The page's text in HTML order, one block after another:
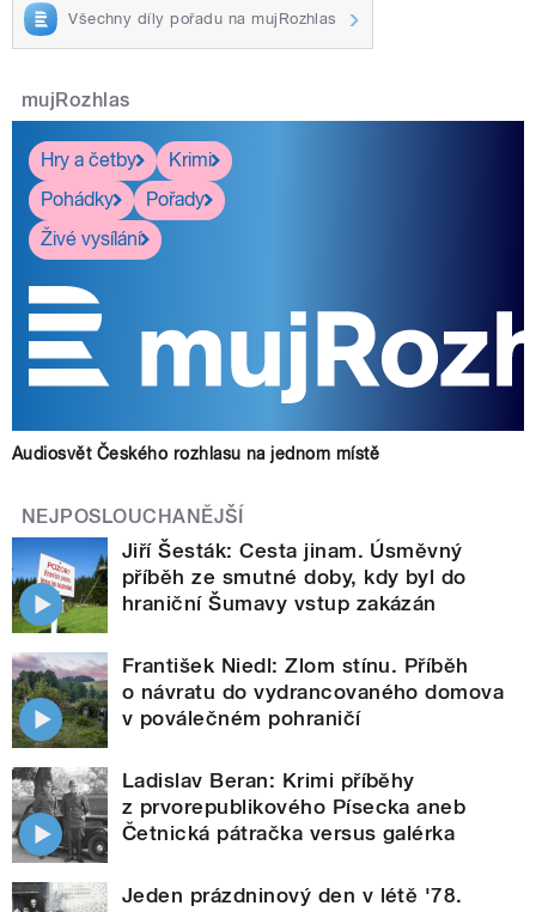
Všechny díly pořadu na mujRozhlas
mujRozhlas
Hry a četby
Krimi
Pohádky
Pořady
Živé vysílání
Audiosvět Českého rozhlasu na jednom místě
NEJPOSLOUCHANĚJŠÍ
Jiří Šesták: Cesta jinam. Úsměvný
příběh ze smutné doby, kdy byl do
hraniční Šumavy vstup zakázán
František Niedl: Zlom stínu. Příběh
o návratu do vydrancovaného domova
v poválečném pohraničí
Ladislav Beran: Krimi příběhy
z prvorepublikového Písecka aneb
Četnická pátračka versus galérka
Jeden prázdninový den v létě '78.